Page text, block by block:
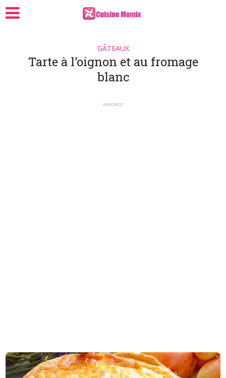
GÂTEAUX
Tarte à l’oignon et au fromage
blanc
ANNONCE